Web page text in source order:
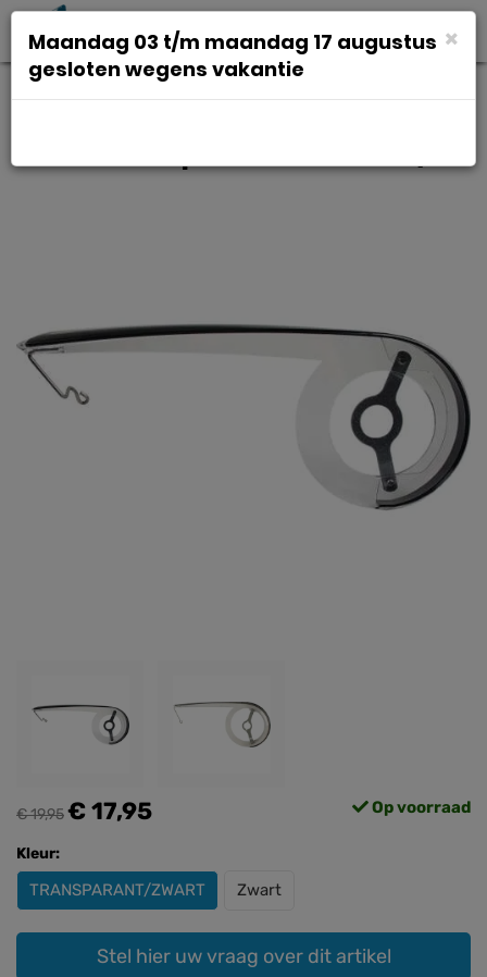
€ 19,95€ 17,95 Op voorraad
Kleur:
TRANSPARANT/ZWART Zwart
Stel hier uw vraag over dit artikel
×
Maandag 03 t/m maandag 17 augustus
gesloten wegens vakantie